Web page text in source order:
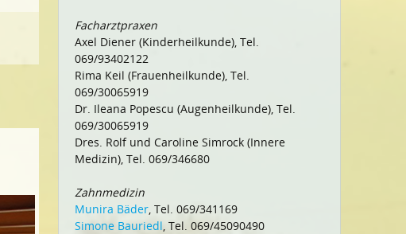
Facharztpraxen
Axel Diener (Kinderheilkunde), Tel.
069/93402122
Rima Keil (Frauenheilkunde), Tel.
069/30065919
Dr. Ileana Popescu (Augenheilkunde), Tel.
069/30065919
Dres. Rolf und Caroline Simrock (Innere
Medizin), Tel. 069/346680
Zahnmedizin
Munira Bäder, Tel. 069/341169
Simone Bauriedl, Tel. 069/45090490